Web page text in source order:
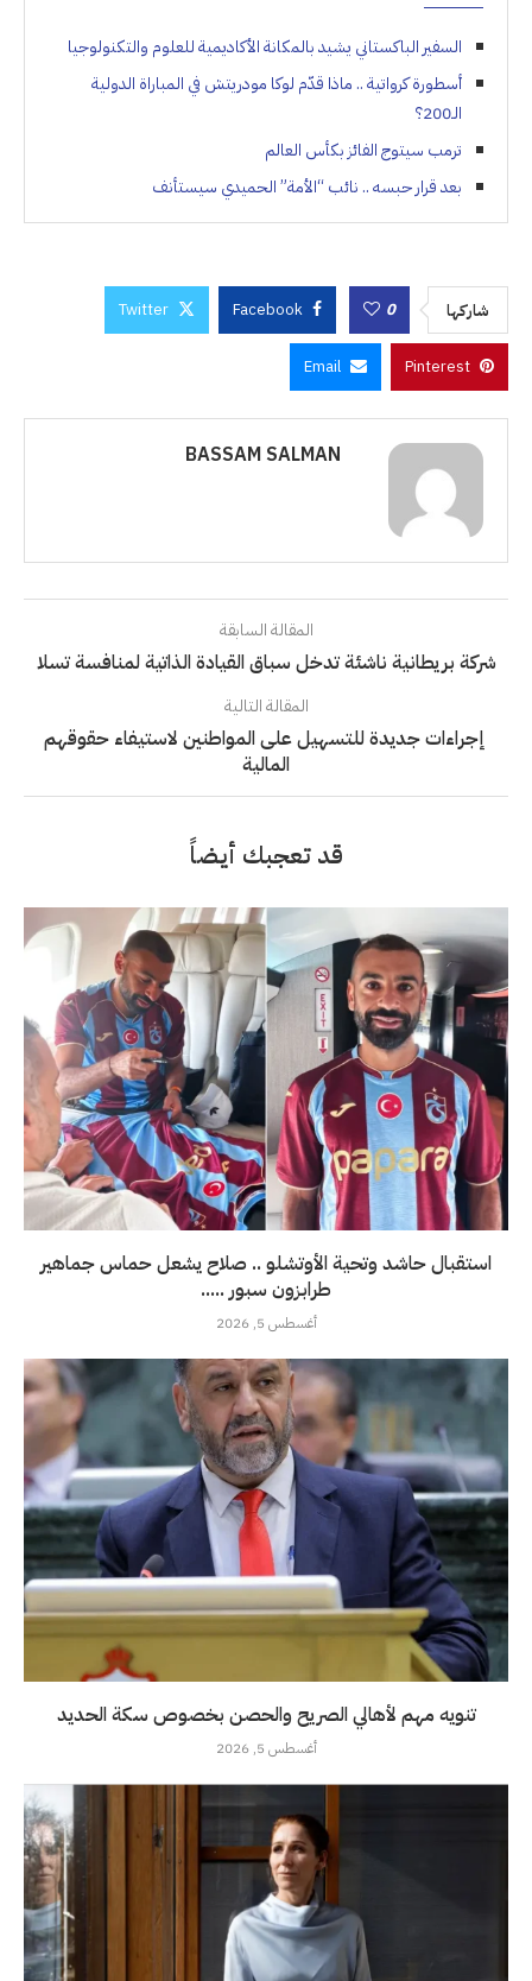
السفير الباكستاني يشيد بالمكانة الأكاديمية للعلوم والتكنولوجيا
أسطورة كرواتية .. ماذا قدّم لوكا مودريتش في المباراة الدولية
الـ200؟
ترمب سيتوج الفائز بكأس العالم
بعد قرار حبسه .. نائب “الأمة” الحميدي سيستأنف
شاركها 0
Facebook
Twitter
Pinterest
Email
BASSAM SALMAN
المقالة السابقة
شركة بريطانية ناشئة تدخل سباق القيادة الذاتية لمنافسة تسلا
المقالة التالية
إجراءات جديدة للتسهيل على المواطنين لاستيفاء حقوقهم
المالية
قد تعجبك أيضاً
استقبال حاشد وتحية الأوتشلو .. صلاح يشعل حماس جماهير
طرابزون سبور .....
أغسطس 5, 2026
تنويه مهم لأهالي الصريح والحصن بخصوص سكة الحديد
أغسطس 5, 2026